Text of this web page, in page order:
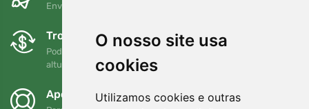
O nosso site usa
cookies
Utilizamos cookies e outras
Envio gratuito para encomendas superiores a 80 EUR
Trocas e devoluções gratuitas
Pode devolver ou trocar a sua encomenda em qualquer
altura no prazo de 90 dias
Apoiamos a Trees.org